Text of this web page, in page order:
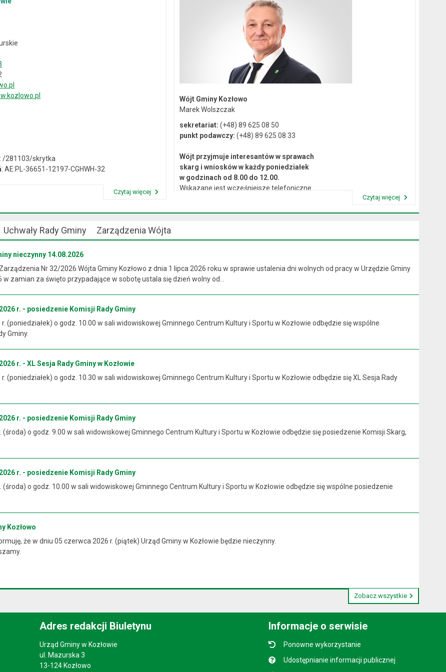
: /281103/skrytka
: AE:PL-36651-12197-CGHWH-32
Czytaj więcej
Wójt Gminy Kozłowo
Marek Wolszczak
sekretariat: (+48) 89 625 08 50
punkt podawczy: (+48) 89 625 08 33
Wójt przyjmuje interesantów w sprawach
skarg i wniosków w każdy poniedziałek
w godzinach od 8.00 do 12.00.
Wskazane jest wcześniejsze telefoniczne
Czytaj więcej
Uchwały Rady Gminy Zarządzenia Wójta
nieczynny 14.08.2026
Nr 32/2026 Wójta Gminy Kozłowo z dnia 1 lipca 2026 roku w sprawie ustalenia dni wolnych od pracy w Urzędzie Gminy
w zamian za święto przypadające w sobotę ustala się dzień wolny od...
r. - posiedzenie Komisji Rady Gminy
(poniedziałek) o godz. 10.00 w sali widowiskowej Gminnego Centrum Kultury i Sportu w Kozłowie odbędzie się wspólne
Gminy.
r. - XL Sesja Rady Gminy w Kozłowie
(poniedziałek) o godz. 10.30 w sali widowiskowej Gminnego Centrum Kultury i Sportu w Kozłowie odbędzie się XL Sesja Rady
r. - posiedzenie Komisji Rady Gminy
(środa) o godz. 9.00 w sali widowiskowej Gminnego Centrum Kultury i Sportu w Kozłowie odbędzie się posiedzenie Komisji Skarg,
r. - posiedzenie Komisji Rady Gminy
(środa) o godz. 10.00 w sali widowiskowej Gminnego Centrum Kultury i Sportu w Kozłowie odbędzie się wspólne posiedzenie
Kozłowo
że w dniu 05 czerwca 2026 r. (piątek) Urząd Gminy w Kozłowie będzie nieczynny.
Zobacz wszystkie
Adres redakcji Biuletynu
Urząd Gminy w Kozłowie
ul. Mazurska 3
13-124 Kozłowo
Informacje o serwisie
Ponowne wykorzystanie
Udostępnianie informacji publicznej